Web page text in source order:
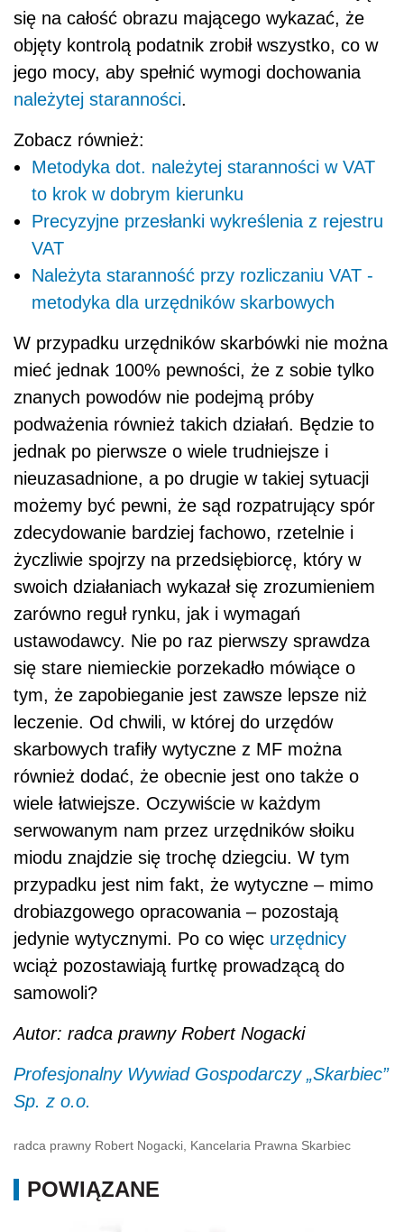
się na całość obrazu mającego wykazać, że
objęty kontrolą podatnik zrobił wszystko, co w
jego mocy, aby spełnić wymogi dochowania
należytej staranności.
Zobacz również:
Metodyka dot. należytej staranności w VAT
to krok w dobrym kierunku
Precyzyjne przesłanki wykreślenia z rejestru
VAT
Należyta staranność przy rozliczaniu VAT -
metodyka dla urzędników skarbowych
W przypadku urzędników skarbówki nie można
mieć jednak 100% pewności, że z sobie tylko
znanych powodów nie podejmą próby
podważenia również takich działań. Będzie to
jednak po pierwsze o wiele trudniejsze i
nieuzasadnione, a po drugie w takiej sytuacji
możemy być pewni, że sąd rozpatrujący spór
zdecydowanie bardziej fachowo, rzetelnie i
życzliwie spojrzy na przedsiębiorcę, który w
swoich działaniach wykazał się zrozumieniem
zarówno reguł rynku, jak i wymagań
ustawodawcy. Nie po raz pierwszy sprawdza
się stare niemieckie porzekadło mówiące o
tym, że zapobieganie jest zawsze lepsze niż
leczenie. Od chwili, w której do urzędów
skarbowych trafiły wytyczne z MF można
również dodać, że obecnie jest ono także o
wiele łatwiejsze. Oczywiście w każdym
serwowanym nam przez urzędników słoiku
miodu znajdzie się trochę dziegciu. W tym
przypadku jest nim fakt, że wytyczne – mimo
drobiazgowego opracowania – pozostają
jedynie wytycznymi. Po co więc urzędnicy
wciąż pozostawiają furtkę prowadzącą do
samowoli?
Autor: radca prawny Robert Nogacki
Profesjonalny Wywiad Gospodarczy „Skarbiec”
Sp. z o.o.
radca prawny Robert Nogacki, Kancelaria Prawna Skarbiec
POWIĄZANE